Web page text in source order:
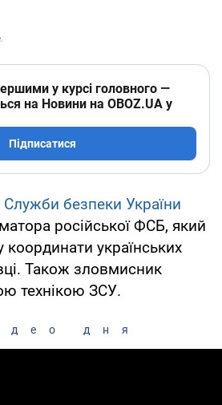
у курсі головного —
на Новини на OBOZ.UA у
Підписатися
Служби безпеки України
російської ФСБ, який
координати українських
Також зловмисник
технікою ЗСУ.
дня